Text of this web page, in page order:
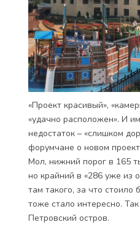
«Проект красивый»,
«удачно расположен». И
недостаток – «слишком
форумчане о новом
Мол, нижний порог в 165
но крайний в «286 уже из
там такого, за что стоило
тоже стало интересно.
Петровский остров.